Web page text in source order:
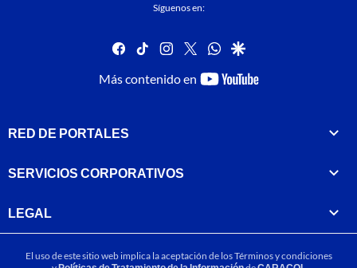
Síguenos en:
facebook
tiktok instagram
twitterwhatsapp
google
Más contenido en
youtube-
RED DE PORTALES
SERVICIOS CORPORATIVOS
LEGAL
El uso de este sitio web implica la aceptación de losTérminos y condiciones